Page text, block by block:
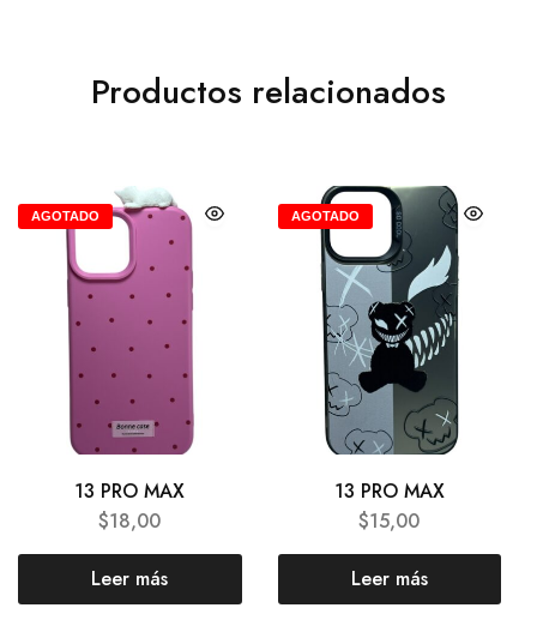
Productos relacionados
AGOTADO
13 PRO MAX
$18,00
Leer más
AGOTADO
13 PRO MAX
$15,00
Leer más